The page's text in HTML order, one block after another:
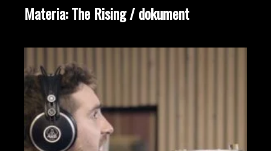
Materia: The Rising / dokument